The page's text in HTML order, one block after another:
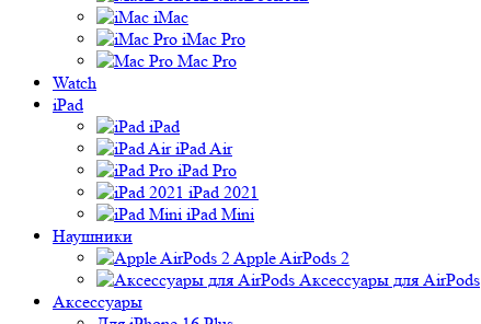
iMac
iMac Pro
Mac Pro
Watch
iPad
iPad
iPad Air
iPad Pro
iPad 2021
iPad Mini
Наушники
Apple AirPods 2
Аксессуары для AirPods
Аксессуары